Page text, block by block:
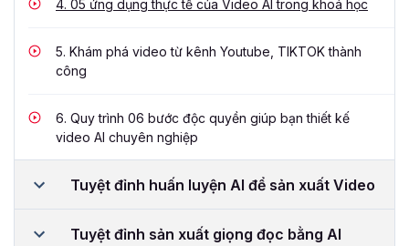
4. 05 ứng dụng thực tế của Video AI trong khoá học
5. Khám phá video từ kênh Youtube, TIKTOK thành
công
6. Quy trình 06 bước độc quyền giúp bạn thiết kế
video AI chuyên nghiệp
Tuyệt đỉnh huấn luyện AI để sản xuất Video
Tuyệt đỉnh sản xuất giọng đọc bằng AI